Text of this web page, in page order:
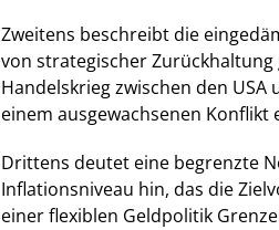
Zweitens beschreibt die
von strategischer
Handelskrieg zwischen den
einem ausgewachsenen Konflikt
Drittens deutet eine begrenzte
Inflationsniveau hin, das die
einer flexiblen Geldpolitik